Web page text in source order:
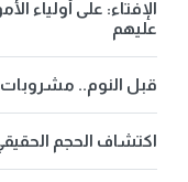
الإفتاء: على أولياء
عليهم
قبل النوم.. مشروبات
اكتشاف الحجم